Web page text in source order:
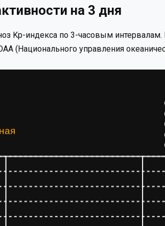
на 3 дня
Kp-индекса по 3-часовым
(Национального управления